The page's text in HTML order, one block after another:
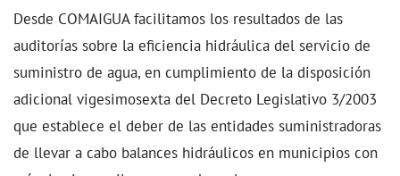
Desde COMAIGUA facilitamos los resultados de las
auditorías sobre la eficiencia hidráulica del servicio de
suministro de agua, en cumplimiento de la disposición
adicional vigesimosexta del Decreto Legislativo 3/2003
que establece el deber de las entidades suministradoras
de llevar a cabo balances hidráulicos en municipios con